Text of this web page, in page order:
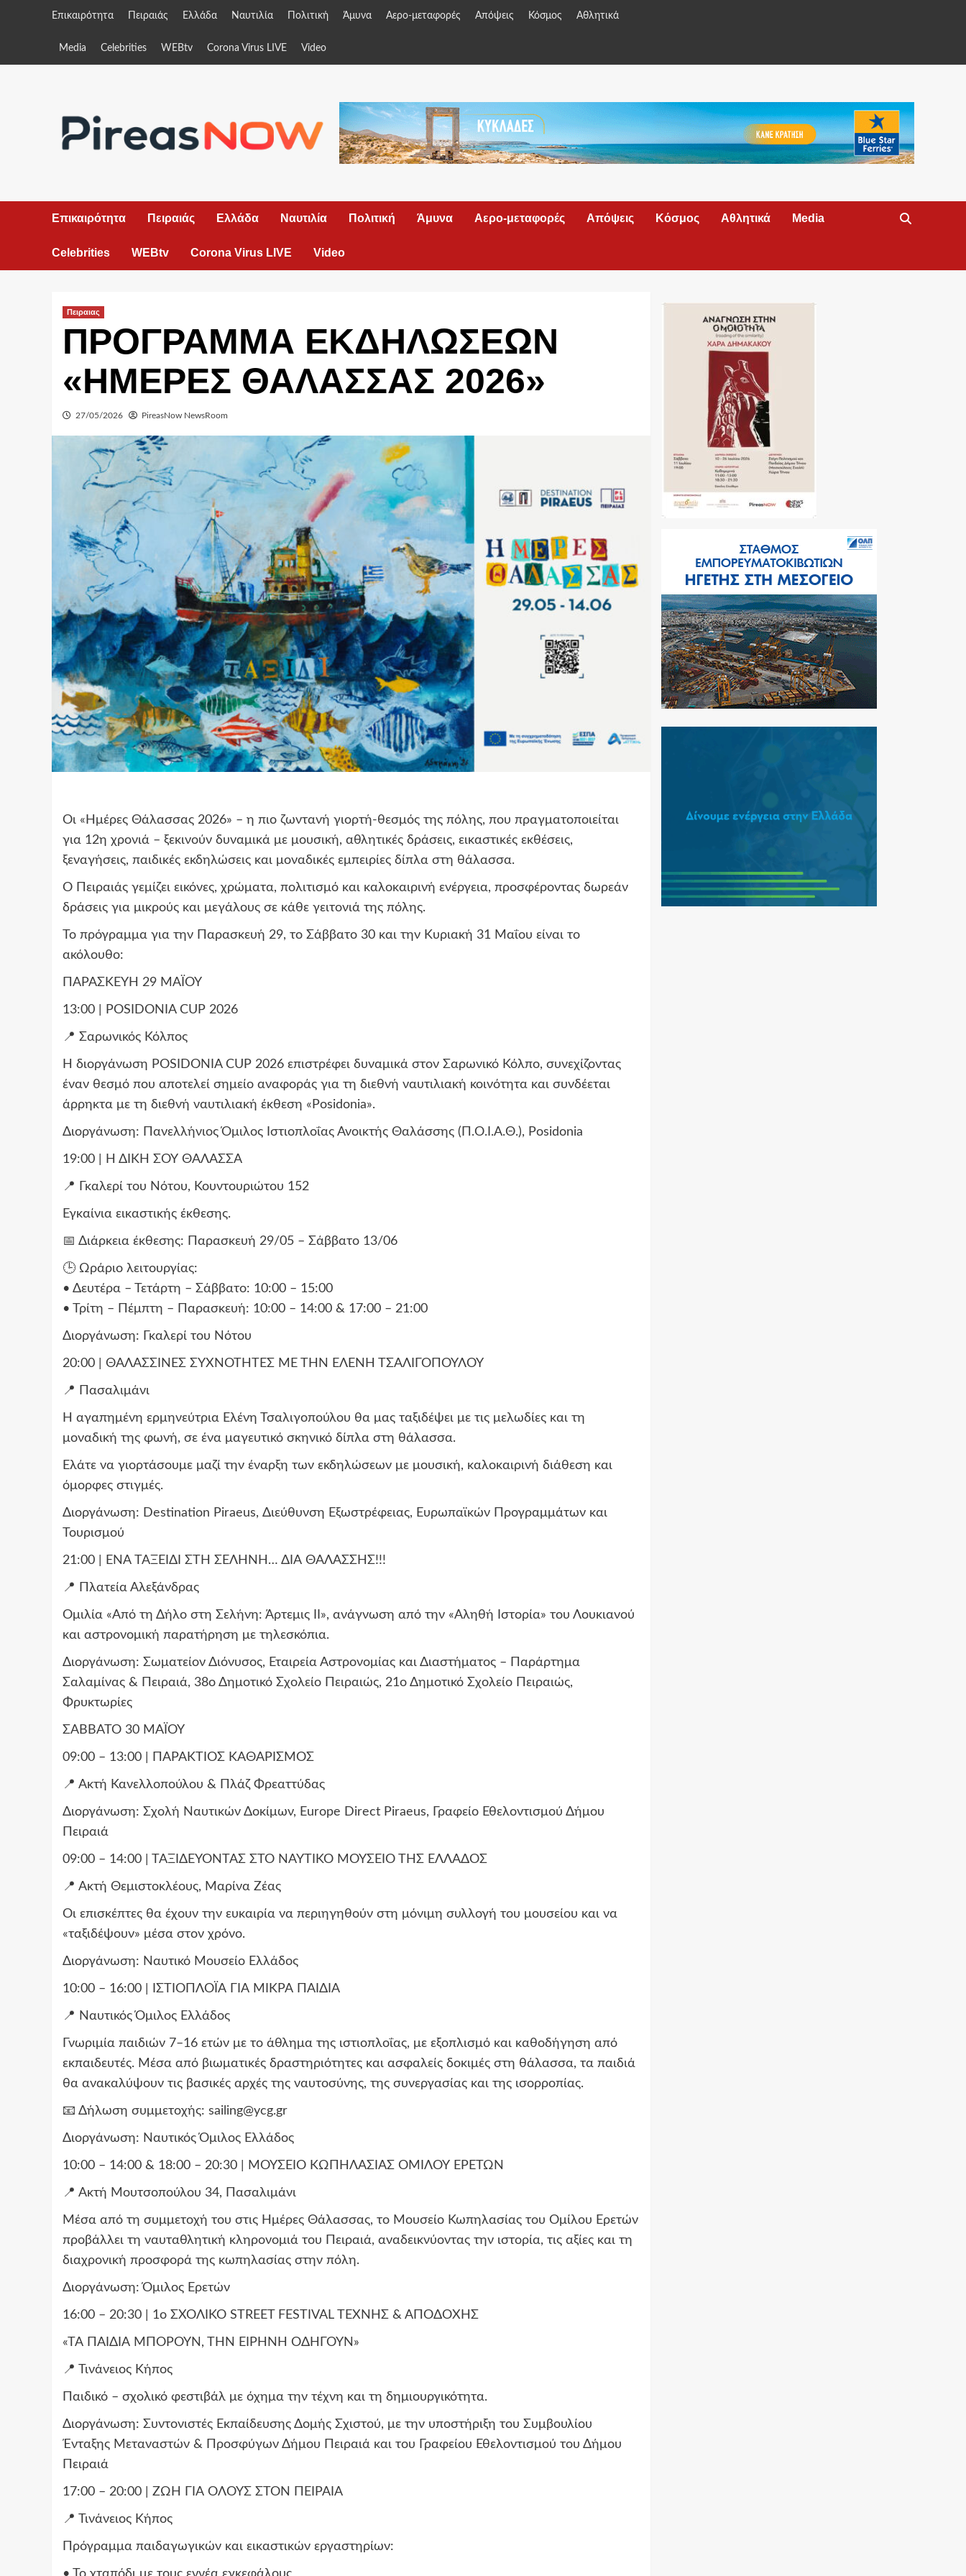
Επικαιρότητα Πειραιάς Ελλάδα Ναυτιλία Πολιτική Άμυνα Αερο-μεταφορές Απόψεις Κόσμος Αθλητικά
Media Celebrities WEBtv Corona Virus LIVE Video
Επικαιρότητα Πειραιάς Ελλάδα Ναυτιλία Πολιτική Άμυνα Αερο-μεταφορές Απόψεις Κόσμος Αθλητικά Media
Celebrities WEBtv Corona Virus LIVE Video
Πειραιας
ΠΡΟΓΡΑΜΜΑ ΕΚΔΗΛΩΣΕΩΝ
«ΗΜΕΡΕΣ ΘΑΛΑΣΣΑΣ 2026»
27/05/2026 PireasNow NewsRoom
Οι «Ημέρες Θάλασσας 2026» – η πιο ζωντανή γιορτή-θεσμός της πόλης, που πραγματοποιείται
για 12η χρονιά – ξεκινούν δυναμικά με μουσική, αθλητικές δράσεις, εικαστικές εκθέσεις,
ξεναγήσεις, παιδικές εκδηλώσεις και μοναδικές εμπειρίες δίπλα στη θάλασσα.
Ο Πειραιάς γεμίζει εικόνες, χρώματα, πολιτισμό και καλοκαιρινή ενέργεια, προσφέροντας δωρεάν
δράσεις για μικρούς και μεγάλους σε κάθε γειτονιά της πόλης.
Το πρόγραμμα για την Παρασκευή 29, το Σάββατο 30 και την Κυριακή 31 Μαΐου είναι το
ακόλουθο:
ΠΑΡΑΣΚΕΥΗ 29 ΜΑΪΟΥ
13:00 | POSIDONIA CUP 2026
📍 Σαρωνικός Κόλπος
Η διοργάνωση POSIDONIA CUP 2026 επιστρέφει δυναμικά στον Σαρωνικό Κόλπο, συνεχίζοντας
έναν θεσμό που αποτελεί σημείο αναφοράς για τη διεθνή ναυτιλιακή κοινότητα και συνδέεται
άρρηκτα με τη διεθνή ναυτιλιακή έκθεση «Posidonia».
Διοργάνωση: Πανελλήνιος Όμιλος Ιστιοπλοΐας Ανοικτής Θαλάσσης (Π.Ο.Ι.Α.Θ.), Posidonia
19:00 | Η ΔΙΚΗ ΣΟΥ ΘΑΛΑΣΣΑ
📍 Γκαλερί του Νότου, Κουντουριώτου 152
Εγκαίνια εικαστικής έκθεσης.
📅 Διάρκεια έκθεσης: Παρασκευή 29/05 – Σάββατο 13/06
🕒 Ωράριο λειτουργίας:
• Δευτέρα – Τετάρτη – Σάββατο: 10:00 – 15:00
• Τρίτη – Πέμπτη – Παρασκευή: 10:00 – 14:00 & 17:00 – 21:00
Διοργάνωση: Γκαλερί του Νότου
20:00 | ΘΑΛΑΣΣΙΝΕΣ ΣΥΧΝΟΤΗΤΕΣ ΜΕ ΤΗΝ ΕΛΕΝΗ ΤΣΑΛΙΓΟΠΟΥΛΟΥ
📍 Πασαλιμάνι
Η αγαπημένη ερμηνεύτρια Ελένη Τσαλιγοπούλου θα μας ταξιδέψει με τις μελωδίες και τη
μοναδική της φωνή, σε ένα μαγευτικό σκηνικό δίπλα στη θάλασσα.
Ελάτε να γιορτάσουμε μαζί την έναρξη των εκδηλώσεων με μουσική, καλοκαιρινή διάθεση και
όμορφες στιγμές.
Διοργάνωση: Destination Piraeus, Διεύθυνση Εξωστρέφειας, Ευρωπαϊκών Προγραμμάτων και
Τουρισμού
21:00 | ΕΝΑ ΤΑΞΕΙΔΙ ΣΤΗ ΣΕΛΗΝΗ… ΔΙΑ ΘΑΛΑΣΣΗΣ!!!
📍 Πλατεία Αλεξάνδρας
Ομιλία «Από τη Δήλο στη Σελήνη: Άρτεμις ΙΙ», ανάγνωση από την «Αληθή Ιστορία» του Λουκιανού
και αστρονομική παρατήρηση με τηλεσκόπια.
Διοργάνωση: Σωματείον Διόνυσος, Εταιρεία Αστρονομίας και Διαστήματος – Παράρτημα
Σαλαμίνας & Πειραιά, 38ο Δημοτικό Σχολείο Πειραιώς, 21ο Δημοτικό Σχολείο Πειραιώς,
Φρυκτωρίες
ΣΑΒΒΑΤΟ 30 ΜΑΪΟΥ
09:00 – 13:00 | ΠΑΡΑΚΤΙΟΣ ΚΑΘΑΡΙΣΜΟΣ
📍 Ακτή Κανελλοπούλου & Πλάζ Φρεαττύδας
Διοργάνωση: Σχολή Ναυτικών Δοκίμων, Europe Direct Piraeus, Γραφείο Εθελοντισμού Δήμου
Πειραιά
09:00 – 14:00 | ΤΑΞΙΔΕΥΟΝΤΑΣ ΣΤΟ ΝΑΥΤΙΚΟ ΜΟΥΣΕΙΟ ΤΗΣ ΕΛΛΑΔΟΣ
📍 Ακτή Θεμιστοκλέους, Μαρίνα Ζέας
Οι επισκέπτες θα έχουν την ευκαιρία να περιηγηθούν στη μόνιμη συλλογή του μουσείου και να
«ταξιδέψουν» μέσα στον χρόνο.
Διοργάνωση: Ναυτικό Μουσείο Ελλάδος
10:00 – 16:00 | ΙΣΤΙΟΠΛΟΪΑ ΓΙΑ ΜΙΚΡΑ ΠΑΙΔΙΑ
📍 Ναυτικός Όμιλος Ελλάδος
Γνωριμία παιδιών 7–16 ετών με το άθλημα της ιστιοπλοΐας, με εξοπλισμό και καθοδήγηση από
εκπαιδευτές. Μέσα από βιωματικές δραστηριότητες και ασφαλείς δοκιμές στη θάλασσα, τα παιδιά
θα ανακαλύψουν τις βασικές αρχές της ναυτοσύνης, της συνεργασίας και της ισορροπίας.
📧 Δήλωση συμμετοχής: sailing@ycg.gr
Διοργάνωση: Ναυτικός Όμιλος Ελλάδος
10:00 – 14:00 & 18:00 – 20:30 | ΜΟΥΣΕΙΟ ΚΩΠΗΛΑΣΙΑΣ ΟΜΙΛΟΥ ΕΡΕΤΩΝ
📍 Ακτή Μουτσοπούλου 34, Πασαλιμάνι
Μέσα από τη συμμετοχή του στις Ημέρες Θάλασσας, το Μουσείο Κωπηλασίας του Ομίλου Ερετών
προβάλλει τη ναυταθλητική κληρονομιά του Πειραιά, αναδεικνύοντας την ιστορία, τις αξίες και τη
διαχρονική προσφορά της κωπηλασίας στην πόλη.
Διοργάνωση: Όμιλος Ερετών
16:00 – 20:30 | 1ο ΣΧΟΛΙΚΟ STREET FESTIVAL ΤΕΧΝΗΣ & ΑΠΟΔΟΧΗΣ
«ΤΑ ΠΑΙΔΙΑ ΜΠΟΡΟΥΝ, ΤΗΝ ΕΙΡΗΝΗ ΟΔΗΓΟΥΝ»
📍 Τινάνειος Κήπος
Παιδικό – σχολικό φεστιβάλ με όχημα την τέχνη και τη δημιουργικότητα.
Διοργάνωση: Συντονιστές Εκπαίδευσης Δομής Σχιστού, με την υποστήριξη του Συμβουλίου
Ένταξης Μεταναστών & Προσφύγων Δήμου Πειραιά και του Γραφείου Εθελοντισμού του Δήμου
Πειραιά
17:00 – 20:00 | ΖΩΗ ΓΙΑ ΟΛΟΥΣ ΣΤΟΝ ΠΕΙΡΑΙΑ
📍 Τινάνειος Κήπος
Πρόγραμμα παιδαγωγικών και εικαστικών εργαστηρίων: